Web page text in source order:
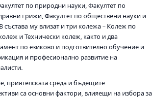
по природни науки, Факултет по
грижи, Факултет по обществени науки и
състава му влизат и три колежа – Колеж по
и Технически колеж, както и два
по езиково и подготвително обучение и
и професионално развитие на
приятелската среда и бъдещите
са основни фактори, влияещи на избора за